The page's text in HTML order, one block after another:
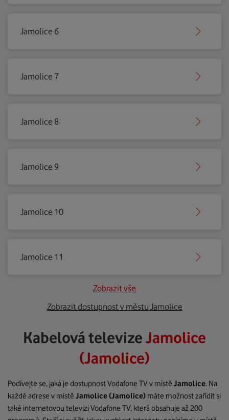
Jamolice 6
Jamolice 7
Jamolice 8
Jamolice 9
Jamolice 10
Jamolice 11
Zobrazit vše
Zobrazit dostupnost v městu Jamolice
Kabelová televizeJamolice
(Jamolice)
Podívejte se, jaká je dostupnost Vodafone TV v místě Jamolice. Na
každé adrese v místě Jamolice(Jamolice) máte možnost zařídit si
také internetovou televizi Vodafone TV, která obsahuje až 200